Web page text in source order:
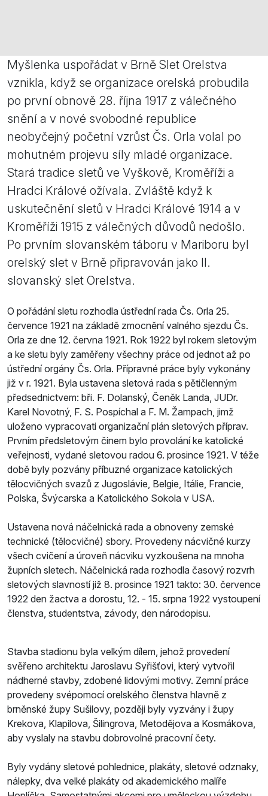
Myšlenka uspořádat v Brně Slet Orelstva
vznikla, když se organizace orelská probudila
po první obnově 28. října 1917 z válečného
snění a v nové svobodné republice
neobyčejný početní vzrůst Čs. Orla volal po
mohutném projevu síly mladé organizace.
Stará tradice sletů ve Vyškově, Kroměříži a
Hradci Králové ožívala. Zvláště když k
uskutečnění sletů v Hradci Králové 1914 a v
Kroměříži 1915 z válečných důvodů nedošlo.
Po prvním slovanském táboru v Mariboru byl
orelský slet v Brně připravován jako II.
slovanský slet Orelstva.
O pořádání sletu rozhodla ústřední rada Čs. Orla 25.
července 1921 na základě zmocnění valného sjezdu Čs.
Orla ze dne 12. června 1921. Rok 1922 byl rokem sletovým
a ke sletu byly zaměřeny všechny práce od jednot až po
ústřední orgány Čs. Orla. Přípravné práce byly vykonány
již v r. 1921. Byla ustavena sletová rada s pětičlenným
předsednictvem: bři. F. Dolanský, Čeněk Landa, JUDr.
Karel Novotný, F. S. Pospíchal a F. M. Žampach, jimž
uloženo vypracovati organizační plán sletových příprav.
Prvním předsletovým činem bylo provolání ke katolické
veřejnosti, vydané sletovou radou 6. prosince 1921. V téže
době byly pozvány příbuzné organizace katolických
tělocvičných svazů z Jugoslávie, Belgie, Itálie, Francie,
Polska, Švýcarska a Katolického Sokola v USA.
Ustavena nová náčelnická rada a obnoveny zemské
technické (tělocvičné) sbory. Provedeny nácvičné kurzy
všech cvičení a úroveň nácviku vyzkoušena na mnoha
župních sletech. Náčelnická rada rozhodla časový rozvrh
sletových slavností již 8. prosince 1921 takto: 30. července
1922 den žactva a dorostu, 12. - 15. srpna 1922 vystoupení
členstva, studentstva, závody, den národopisu.
Stavba stadionu byla velkým dílem, jehož provedení
svěřeno architektu Jaroslavu Syřišťovi, který vytvořil
nádherné stavby, zdobené lidovými motivy. Zemní práce
provedeny svépomocí orelského členstva hlavně z
brněnské župy Sušilovy, později byly vyzvány i župy
Krekova, Klapilova, Šilingrova, Metodějova a Kosmákova,
aby vyslaly na stavbu dobrovolné pracovní čety.
Byly vydány sletové pohlednice, plakáty, sletové odznaky,
nálepky, dva velké plakáty od akademického malíře